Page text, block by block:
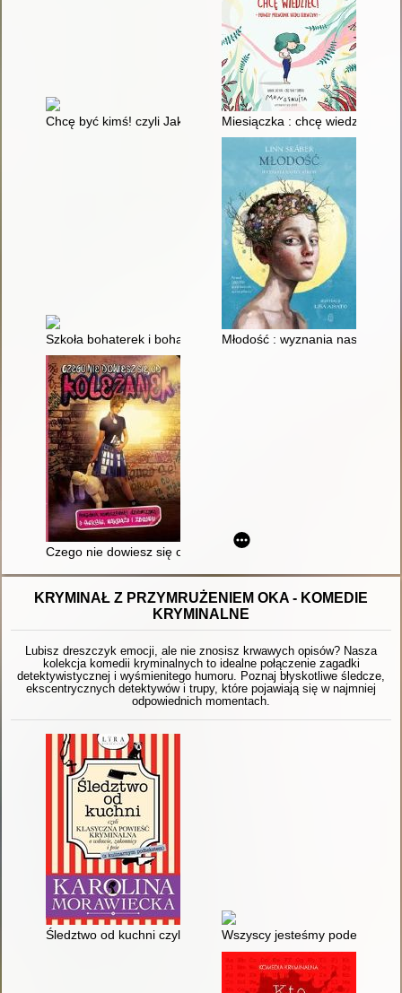
Chcę być kimś! czyli Jak osiągnąć cele w czasach, gdy
Miesiączka : chcę wiedzieć! :
Szkoła bohaterek i bohaterów czyli Jak radzić sobie z życiem
Młodość : wyznania
Czego nie dowiesz się od koleżanek : poradnik nowoczesnej
KRYMINAŁ Z PRZYMRUŻENIEM OKA - KOMEDIE
KRYMINALNE
Lubisz dreszczyk emocji, ale nie znosisz krwawych opisów? Nasza
kolekcja komedii kryminalnych to idealne połączenie zagadki
detektywistycznej i wyśmienitego humoru. Poznaj błyskotliwe śledcze,
ekscentrycznych detektywów i trupy, które pojawiają się w najmniej
odpowiednich momentach.
Śledztwo od kuchni czyli Klasyczna powieść kryminalna o
Wszyscy jesteśmy podejrzani